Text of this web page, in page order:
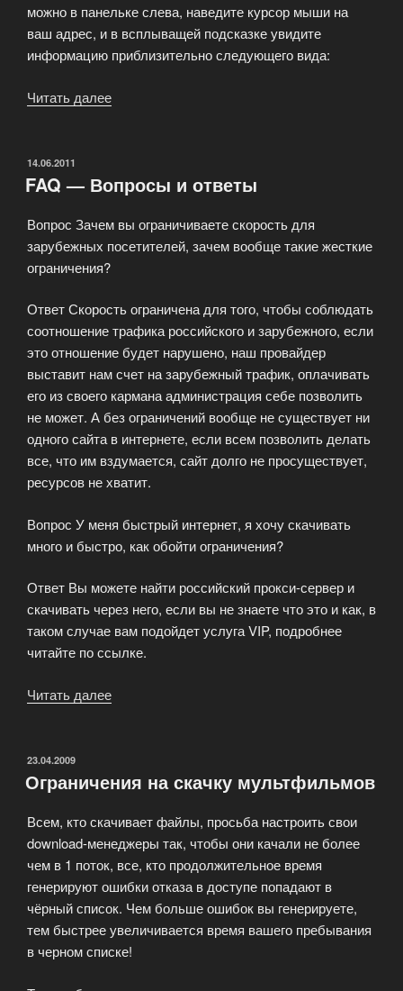
можно в панельке слева, наведите курсор мыши на
ваш адрес, и в всплыващей подсказке увидите
информацию приблизительно следующего вида:
Читать далее
ОПУБЛИКОВАНО
14.06.2011
FAQ — Вопросы и ответы
Вопрос Зачем вы ограничиваете скорость для
зарубежных посетителей, зачем вообще такие жесткие
ограничения?
Ответ Скорость ограничена для того, чтобы соблюдать
соотношение трафика российского и зарубежного, если
это отношение будет нарушено, наш провайдер
выставит нам счет на зарубежный трафик, оплачивать
его из своего кармана администрация себе позволить
не может. А без ограничений вообще не существует ни
одного сайта в интернете, если всем позволить делать
все, что им вздумается, сайт долго не просуществует,
ресурсов не хватит.
Вопрос У меня быстрый интернет, я хочу скачивать
много и быстро, как обойти ограничения?
Ответ Вы можете найти российский прокси-сервер и
скачивать через него, если вы не знаете что это и как, в
таком случае вам подойдет услуга VIP, подробнее
читайте по ссылке.
Читать далее
ответы»
ОПУБЛИКОВАНО
23.04.2009
Ограничения на скачку мультфильмов
Всем, кто скачивает файлы, просьба настроить свои
download-менеджеры так, чтобы они качали не более
чем в 1 поток, все, кто продолжительное время
генерируют ошибки отказа в доступе попадают в
чёрный список. Чем больше ошибок вы генерируете,
тем быстрее увеличивается время вашего пребывания
в черном списке!